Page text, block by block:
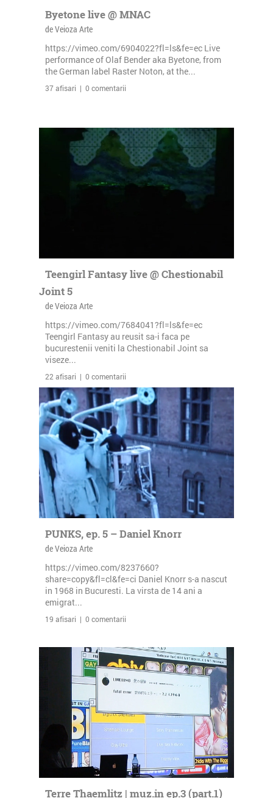
Byetone live @ MNAC
de Veioza Arte
https://vimeo.com/6904022?fl=ls&fe=ec Live
performance of Olaf Bender aka Byetone, from
the German label Raster Noton, at the...
37 afisari | 0 comentarii
Teengirl Fantasy live @ Chestionabil
Joint 5
de Veioza Arte
https://vimeo.com/7684041?fl=ls&fe=ec
Teengirl Fantasy au reusit sa-i faca pe
bucurestenii veniti la Chestionabil Joint sa
viseze...
22 afisari | 0 comentarii
PUNKS, ep. 5 – Daniel Knorr
de Veioza Arte
https://vimeo.com/8237660?
share=copy&fl=cl&fe=ci Daniel Knorr s-a nascut
in 1968 in Bucuresti. La virsta de 14 ani a
emigrat...
19 afisari | 0 comentarii
Terre Thaemlitz | muz.in ep.3 (part.1)